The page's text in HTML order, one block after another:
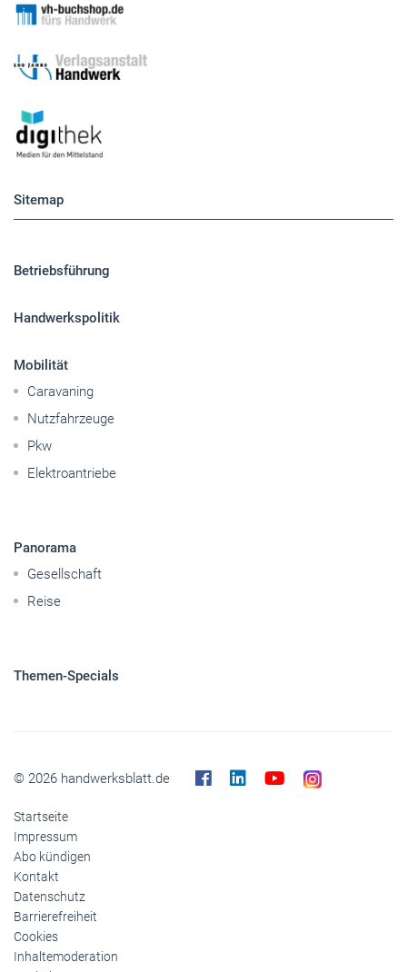
Sitemap
Betriebsführung
Handwerkspolitik
Mobilität
Caravaning
Nutzfahrzeuge
Pkw
Elektroantriebe
Panorama
Gesellschaft
Reise
Themen-Specials
© 2026 handwerksblatt.de
Startseite
Impressum
Abo kündigen
Kontakt
Datenschutz
Barrierefreiheit
Cookies
Inhaltemoderation